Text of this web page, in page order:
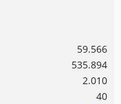
59.566
535.894
2.010
40